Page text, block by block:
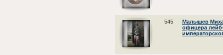
545
Малышев
офицера